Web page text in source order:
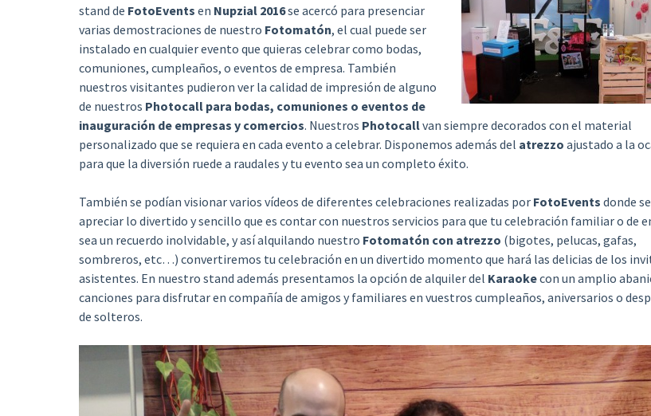
stand de FotoEvents en Nupzial 2016se acercó para presenciar
varias demostraciones de nuestro Fotomatón, el cual puede ser
instalado en cualquier evento que quieras celebrar como bodas,
comuniones, cumpleaños, o eventos de empresa. También
nuestros visitantes pudieron ver la calidad de impresión de alguno
de nuestros Photocall para bodas, comuniones o eventos de
inauguración de empresas y comercios. Nuestros Photocallvan siempre decorados con el material
personalizado que se requiera en cada evento a celebrar. Disponemos además del atrezzo ajustado a la
para que la diversión ruede a raudales y tu evento sea un completo éxito.
También se podían visionar varios vídeos de diferentes celebraciones realizadas por FotoEvents donde
apreciar lo divertido y sencillo que es contar con nuestros servicios para que tu celebración familiar o de
sea un recuerdo inolvidable, y así alquilando nuestro Fotomatón con atrezzo (bigotes, pelucas, gafas,
sombreros, etc…) convertiremos tu celebración en un divertido momento que hará las delicias de los
asistentes. En nuestro stand además presentamos la opción de alquiler del Karaokecon un amplio
canciones para disfrutar en compañía de amigos y familiares en vuestros cumpleaños, aniversarios o
de solteros.